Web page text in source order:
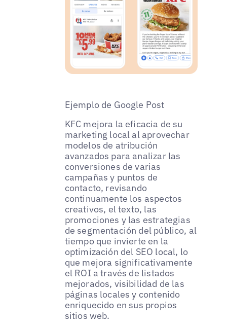
Ejemplo de Google Post
KFC mejora la eficacia de su
marketing local al aprovechar
modelos de atribución
avanzados para analizar las
conversiones de varias
campañas y puntos de
contacto, revisando
continuamente los aspectos
creativos, el texto, las
promociones y las estrategias
de segmentación del público, al
tiempo que invierte en la
optimización del SEO local, lo
que mejora significativamente
el ROI a través de listados
mejorados, visibilidad de las
páginas locales y contenido
enriquecido en sus propios
sitios web.